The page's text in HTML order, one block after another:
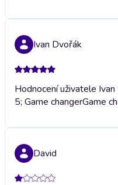
Ivan Dvořák
Hodnocení uživatele
5; Game changerGame
David